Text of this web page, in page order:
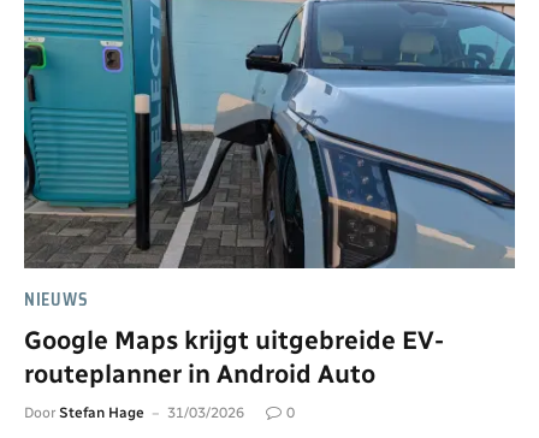
NIEUWS
Google Maps krijgt uitgebreide EV-
routeplanner in Android Auto
Door Stefan Hage 31/03/2026 0